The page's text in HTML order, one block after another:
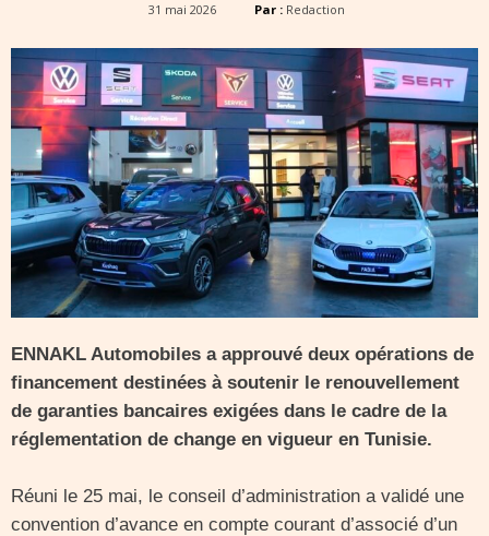
31 mai 2026 Par : Redaction
ENNAKL Automobiles a approuvé deux opérations de
financement destinées à soutenir le renouvellement
de garanties bancaires exigées dans le cadre de la
réglementation de change en vigueur en Tunisie.
Réuni le 25 mai, le conseil d’administration a validé une
convention d’avance en compte courant d’associé d’un